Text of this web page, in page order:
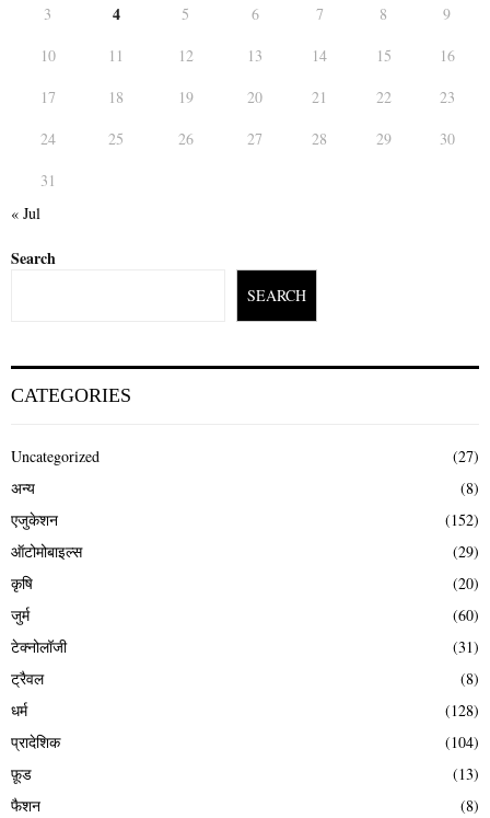
3
4 5 6 7 8
9
10
11 12 13 14 15
16
17
18 19 20 21 22
23
24
25 26 27 28 29
30
31
« Jul
Search
SEARCH
CATEGORIES
Uncategorized
(27)
अन्य
(8)
एजुकेशन
(152)
ऑटोमोबाइल्स
(29)
कृषि
(20)
जुर्म
(60)
टेक्नोलॉजी
(31)
ट्रैवल
(8)
धर्म
(128)
प्रादेशिक
(104)
फ़ूड
(13)
फैशन
(8)